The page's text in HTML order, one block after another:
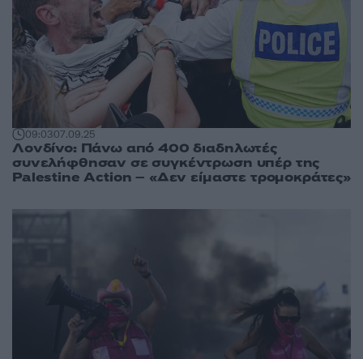
09:0307.09.25
Λονδίνο: Πάνω από 400 διαδηλωτές
συνελήφθησαν σε συγκέντρωση υπέρ της
Palestine Action – «Δεν είμαστε τρομοκράτες»